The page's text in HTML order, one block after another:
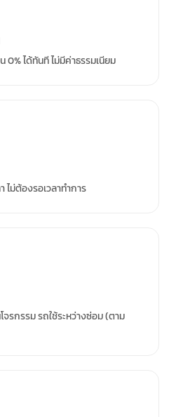
0% ได้ทันที ไม่มีค่าธรรมเนียม
ไม่ต้องรอเวลาทำการ
รกรรม รถใช้ระหว่างซ่อม (ตาม